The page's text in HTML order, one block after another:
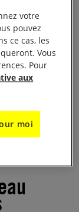
pas là. La
un maillon
à
votre
pouvez
ce cas, les
Vous
Pour
aux
moi